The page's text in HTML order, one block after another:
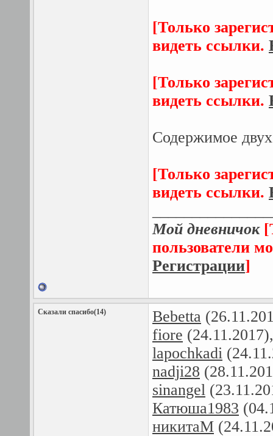
[Только
видеть ссылки.
[Только
видеть ссылки.
Содержимое
[Только
видеть ссылки.
Мой дневничок
пользователи
Регистрации]
Сказали спасибо(14) Bebetta
fiore
lapochkadi
nadji28
sinangel
Катюша1983
никитаМ